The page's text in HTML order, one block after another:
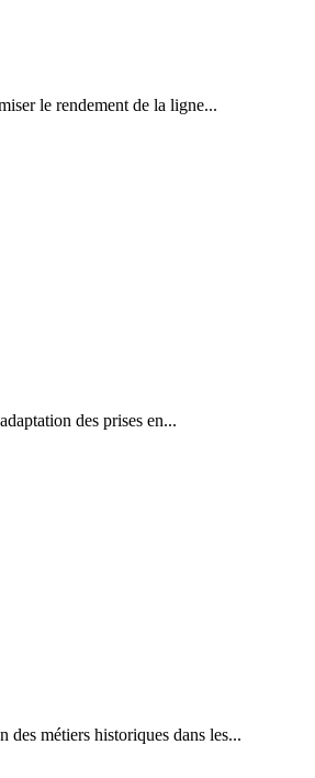
le rendement de la ligne...
des prises en...
métiers historiques dans les...